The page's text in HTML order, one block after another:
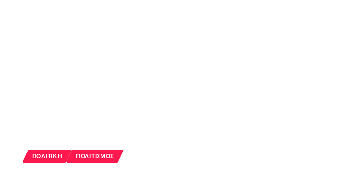
ΠΟΛΙΤΙΚΉ ΠΟΛΙΤΙΣΜΌΣ